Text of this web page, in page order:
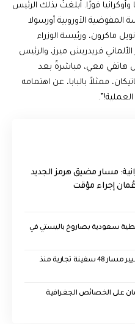
فورًا. أبلغتُ بذلك الرئيس
المفوضية الأوروبية أورسولا
ماكرون، ورئيسة الوزراء
فريدريش ميرز، والرئيس
هاتفي معي، مباشرةً بعد
ممثلاً بالبابا، عن اهتمامه
مسار مضيق هرمز الجديد
إجراء مؤقت
سعودية بصاروخ باليستي في
القيادة المركزية الامريكية تعلن تغيير مسار 48 سفينة تجارية منذ
عُمان على الخصائص الجغرافية